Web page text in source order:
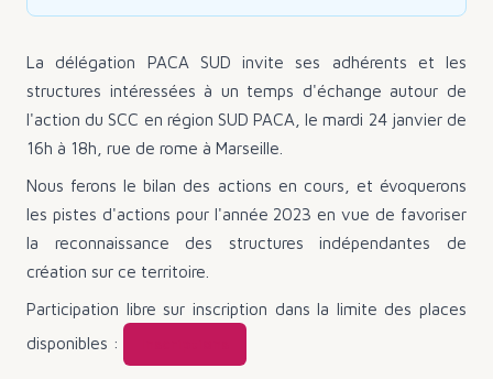
La délégation PACA SUD invite ses adhérents et les
structures intéressées à un temps d'échange autour de
l'action du SCC en région SUD PACA, le mardi 24 janvier de
16h à 18h, rue de rome à Marseille.
Nous ferons le bilan des actions en cours, et évoquerons
les pistes d'actions pour l'année 2023 en vue de favoriser
la reconnaissance des structures indépendantes de
création sur ce territoire.
Participation libre sur inscription dans la limite des places
disponibles :